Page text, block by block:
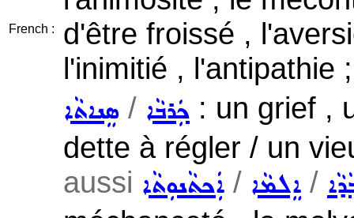
French :
d'être froissé ,
l'inimitié , l'antipathie
ܣܸܢܐܬܵܐ / ܟܲܪܒܵܐ : un grief ,
dette à régler / un
aussi ܐܲܟܬܵܢܘܼܬܵܐ / ܐܸܠܡܵܐ /